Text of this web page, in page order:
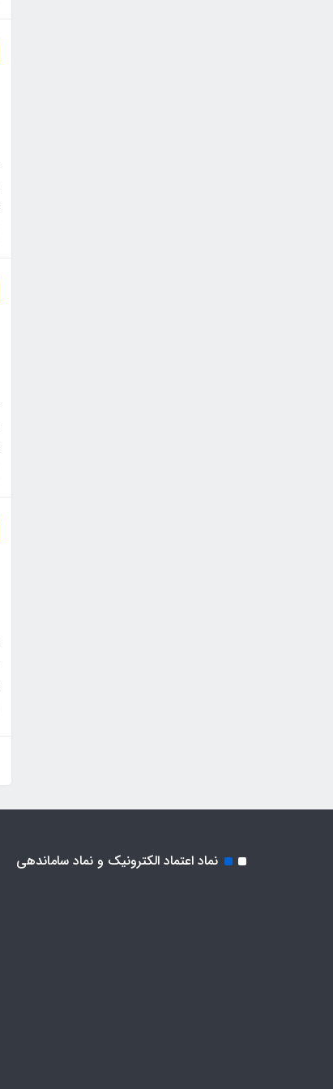
نماد اعتماد الکترونیک و نماد ساماندهی